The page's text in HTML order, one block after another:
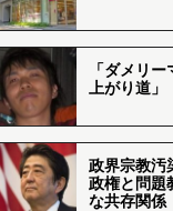
「ダメリ
上がり道」
政界宗教汚
政権と問題
な共存関係